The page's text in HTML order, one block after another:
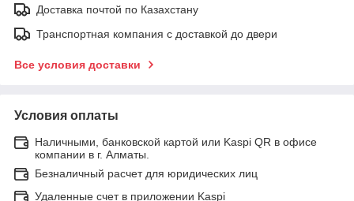
Доставка почтой по Казахстану
Транспортная компания с доставкой до двери
Все условия доставки
Условия оплаты
Наличными, банковской картой или Kaspi QR в офисе
компании в г. Алматы.
Безналичный расчет для юридических лиц
Удаленные счет в приложении Kaspi